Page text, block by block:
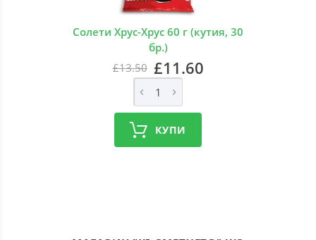
Солети Хрус-Хрус 60 г (кутия, 30
бр.)
£13.50 £11.60
КУПИ